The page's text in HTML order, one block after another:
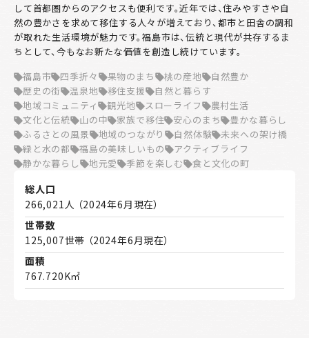
して首都圏からのアクセスも便利です。近年では、住みやすさや自
然の豊かさを求めて移住する人々が増えており、都市と田舎の調和
が取れた生活環境が魅力です。福島市は、伝統と現代が共存するま
ちとして、今もなお新たな価値を創造し続けています。
福島市
四季折々 果物のまち 桃の産地
自然豊か
歴史の街
温泉地 移住支援
自然と暮らす
地域コミュニティ
観光地 スローライフ
農村生活
文化と伝統
山の中 家族で移住 安心のまち
豊かな暮らし
ふるさとの風景
地域のつながり 自然体験
未来への架け橋
緑と水の都
福島の美味しいもの
アクティブライフ
静かな暮らし
地元愛 季節を楽しむ 食と文化の町
総人口
266,021人 （2024年6月現在）
世帯数
125,007世帯 （2024年6月現在）
面積
767.720K㎡